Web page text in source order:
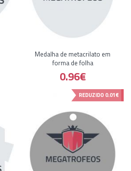
Medalha de metacrilato em
forma de folha
0.96€
REDUZIDO 0.01€